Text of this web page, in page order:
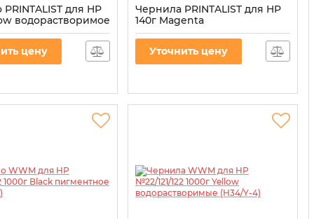
для HP
водорастворимое
Y)
цену
Чернила PRINTALIST для HP
140г Magenta
водорастворимые (PL-INK-
HP-M)
Артикул:PL-INK-HP-M
Уточнить цену